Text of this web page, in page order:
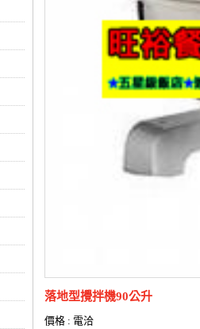
落地型攪拌機90公升
價格 : 電洽